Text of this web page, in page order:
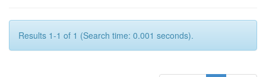
Results 1-1 of 1 (Search time: 0.001 seconds).